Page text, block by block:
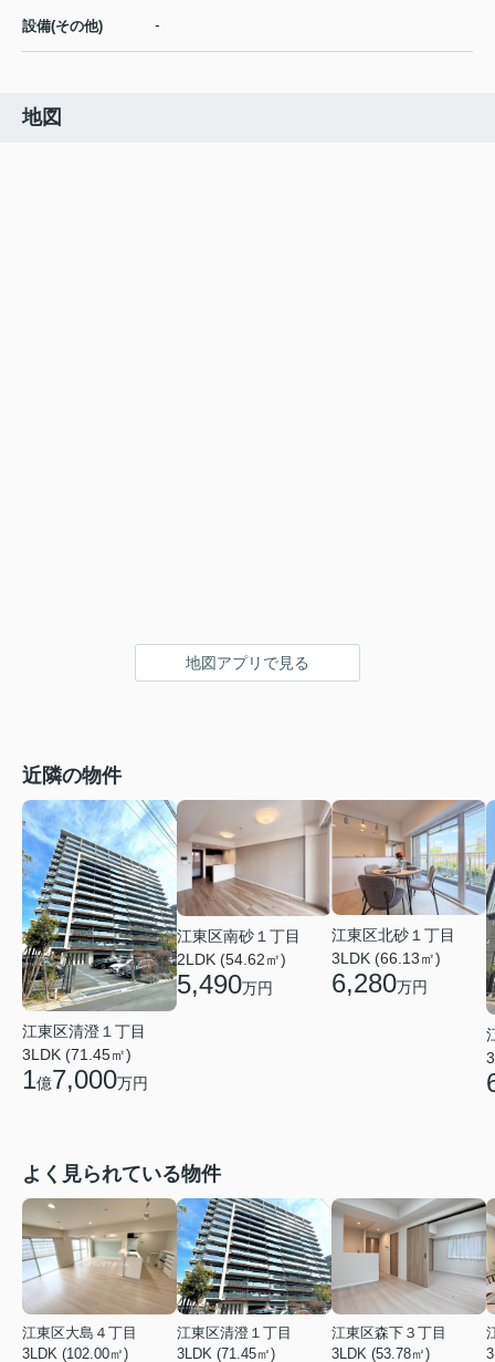
設備(その他) -
地図
地図アプリで見る
近隣の物件
江東区清澄１丁目
3LDK (71.45㎡)
1億7,000万円
江東区南砂１丁目
2LDK (54.62㎡)
5,490万円
江東区北砂１丁目
3LDK (66.13㎡)
6,280万円
よく見られている物件
江東区大島４丁目
3LDK (102.00㎡)
江東区清澄１丁目
3LDK (71.45㎡)
江東区森下３丁目
3LDK (53.78㎡)